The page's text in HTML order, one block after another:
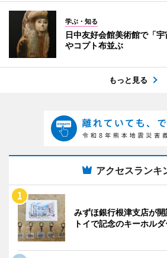
学ぶ・知る
日中友好会館美術館で「
やコプト布並ぶ
もっと見る
アクセスランキ
みずほ銀行根津支店が
トイで記念のキーホルダ